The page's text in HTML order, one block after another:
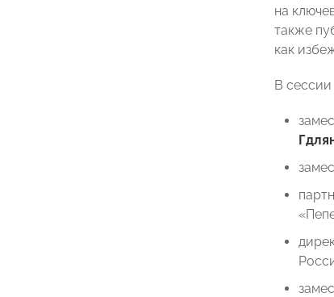
на
также
как
В сессии